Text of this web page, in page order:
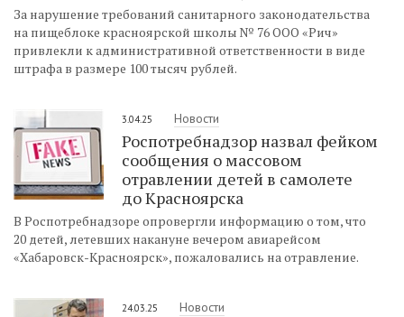
За нарушение требований санитарного законодательства
на пищеблоке красноярской школы № 76 ООО «Рич»
привлекли к административной ответственности в виде
штрафа в размере 100 тысяч рублей.
3.04.25 Новости
Роспотребнадзор назвал фейком
сообщения о массовом
отравлении детей в самолете
до Красноярска
В Роспотребнадзоре опровергли информацию о том, что
20 детей, летевших накануне вечером авиарейсом
«Хабаровск-Красноярск», пожаловались на отравление.
24.03.25 Новости